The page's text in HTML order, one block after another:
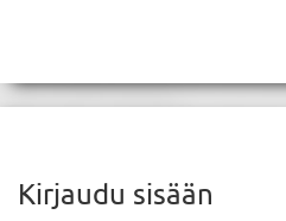
Kirjaudu sisään